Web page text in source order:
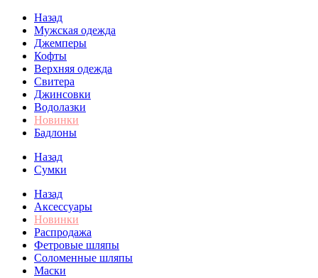
Назад
Мужская одежда
Джемперы
Кофты
Верхняя одежда
Свитера
Джинсовки
Водолазки
Новинки
Бадлоны
Назад
Сумки
Назад
Аксессуары
Новинки
Распродажа
Фетровые шляпы
Соломенные шляпы
Маски